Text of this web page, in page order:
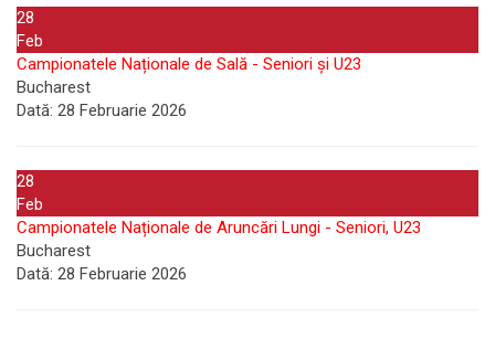
28
Feb
Campionatele Naționale de Sală - Seniori și U23
Bucharest
Dată: 28 Februarie 2026
28
Feb
Campionatele Naționale de Aruncări Lungi - Seniori, U23
Bucharest
Dată: 28 Februarie 2026